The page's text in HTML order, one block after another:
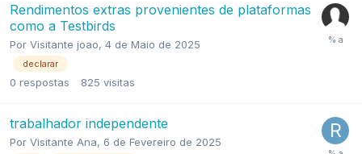
Rendimentos extras provenientes de plataformas
como a Testbirds
Por Visitante joao, 4 de Maio de 2025
declarar
0 respostas 825 visitas
trabalhador independente
Por Visitante Ana, 6 de Fevereiro de 2025